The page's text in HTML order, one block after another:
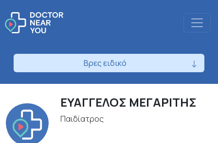
Βρες ειδικό
ΕΥΑΓΓΕΛΟΣ ΜΕΓΑΡΙΤΗΣ
Παιδίατρος